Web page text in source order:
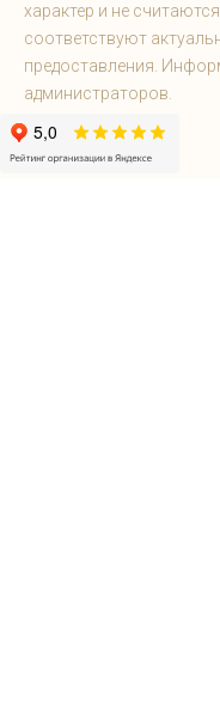
характер и не
соответствуют
предоставления.
администраторов.